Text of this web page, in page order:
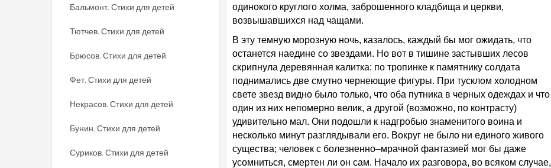
одинокого круглого холма, заброшенного кладбища и церкви,
возвышавшихся над чащами.
В эту темную морозную ночь, казалось, каждый бы мог ожидать, что
останется наедине со звездами. Но вот в тишине застывших лесов
скрипнула деревянная калитка: по тропинке к памятнику солдата
поднимались две смутно чернеющие фигуры. При тусклом холодном
свете звезд видно было только, что оба путника в черных одеждах и что
один из них непомерно велик, а другой (возможно, по контрасту)
удивительно мал. Они подошли к надгробью знаменитого воина и
несколько минут разглядывали его. Вокруг не было ни единого живого
существа; человек с болезненно–мрачной фантазией мог бы даже
усомниться, смертен ли он сам. Начало их разговора, во всяком случае,
Бальмонт. Стихи для детей
Тютчев. Стихи для детей
Брюсов. Стихи для детей
Фет. Стихи для детей
Некрасов. Стихи для детей
Бунин. Стихи для детей
Суриков. Стихи для детей